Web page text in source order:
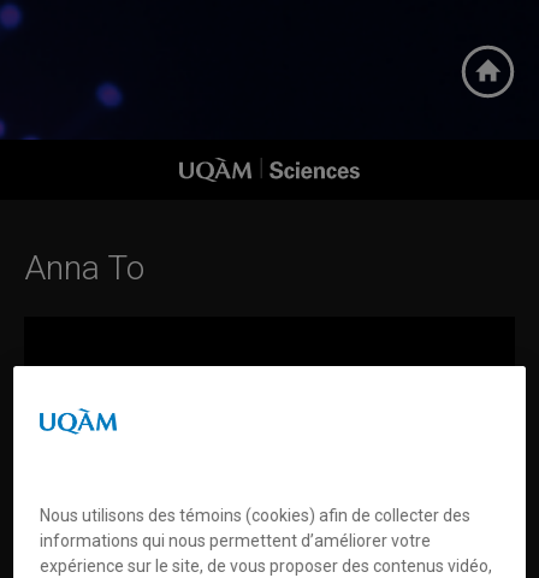
Femmes en science
Accueil
Anna To
Nous utilisons des témoins (cookies) afin de collecter des
informations qui nous permettent d’améliorer votre
expérience sur le site, de vous proposer des contenus vidéo,